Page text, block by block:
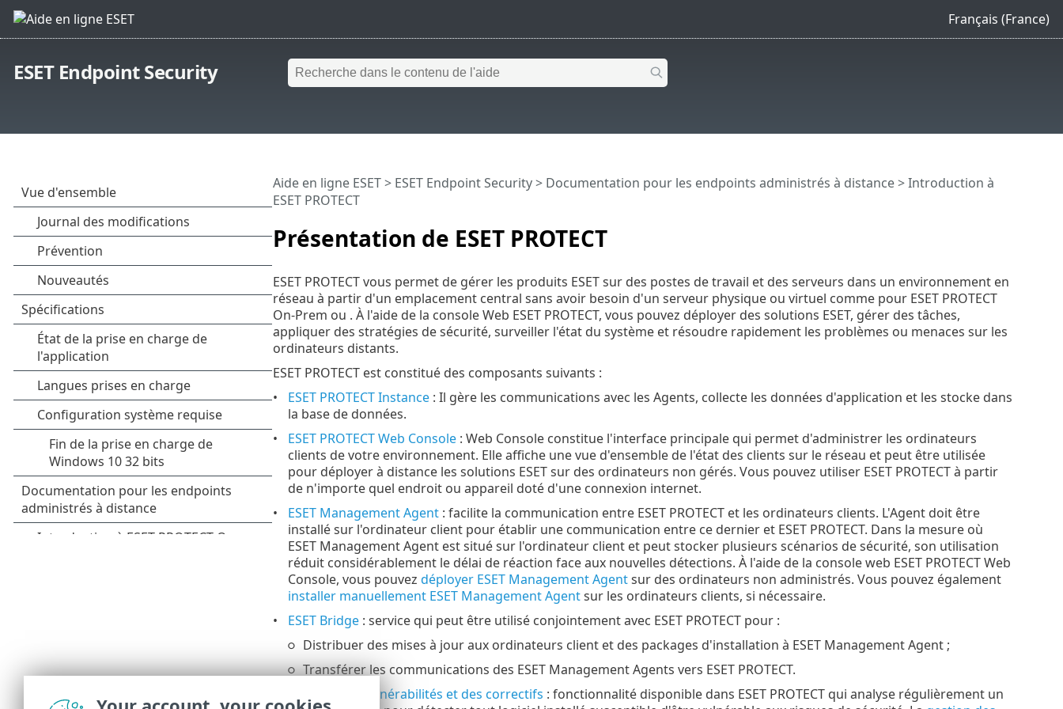
Français (France)
ESET Endpoint Security
Présentation de ESET PROTECT
Aide en ligne ESET> ESET Endpoint Security> Documentation pour les endpoints administrés à distance> Introduction à
ESET PROTECT
ESET PROTECT vous permet de gérer les produits ESET sur des postes de travail et des serveurs dans un environnement en
réseau à partir d'un emplacement central sans avoir besoin d'un serveur physique ou virtuel comme pour ESET PROTECT
On-Prem ou . À l'aide de la console Web ESET PROTECT, vous pouvez déployer des solutions ESET, gérer des tâches,
appliquer des stratégies de sécurité, surveiller l'état du système et résoudre rapidement les problèmes ou menaces sur les
ordinateurs distants.
ESET PROTECT est constitué des composants suivants :
ESET PROTECT Instance: Il gère les communications avec les Agents, collecte les données d'application et les stocke dans
la base de données.
ESET PROTECT Web Console: Web Console constitue l'interface principale qui permet d'administrer les ordinateurs
clients de votre environnement. Elle affiche une vue d'ensemble de l'état des clients sur le réseau et peut être utilisée
pour déployer à distance les solutions ESET sur des ordinateurs non gérés. Vous pouvez utiliser ESET PROTECT à partir
de n'importe quel endroit ou appareil doté d'une connexion internet.
ESET Management Agent: facilite la communication entre ESET PROTECT et les ordinateurs clients. L'Agent doit être
installé sur l'ordinateur client pour établir une communication entre ce dernier et ESET PROTECT. Dans la mesure où
ESET Management Agent est situé sur l'ordinateur client et peut stocker plusieurs scénarios de sécurité, son utilisation
réduit considérablement le délai de réaction face aux nouvelles détections. À l'aide de la console web ESET PROTECT Web
Console, vous pouvez déployer ESET Management Agentsur des ordinateurs non administrés. Vous pouvez également
installer manuellement ESET Management Agentsur les ordinateurs clients, si nécessaire.
ESET Bridge: service qui peut être utilisé conjointement avec ESET PROTECT pour :
Distribuer des mises à jour aux ordinateurs client et des packages d'installation à ESET Management Agent ;
Transférer les communications des ESET Management Agents vers ESET PROTECT.
Gestion des vulnérabilités et des correctifs : fonctionnalité disponible dans ESET PROTECT qui analyse régulièrement un